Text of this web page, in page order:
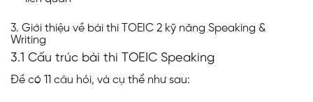
3. Giới thiệu về bài thi TOEIC 2 kỹ năng Speaking &
Writing
3.1 Cấu trúc bài thi TOEIC Speaking
Đề có 11 câu hỏi, và cụ thể như sau: